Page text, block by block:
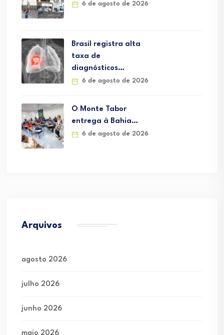
6 de agosto de 2026
Brasil registra alta
taxa de
diagnósticos…
6 de agosto de 2026
O Monte Tabor
entrega à Bahia…
6 de agosto de 2026
Arquivos
agosto 2026
julho 2026
junho 2026
maio 2026